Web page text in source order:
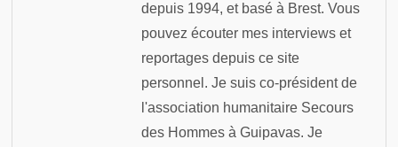
depuis 1994, et basé à Brest. Vous
pouvez écouter mes interviews et
reportages depuis ce site
personnel. Je suis co-président de
l'association humanitaire Secours
des Hommes à Guipavas. Je